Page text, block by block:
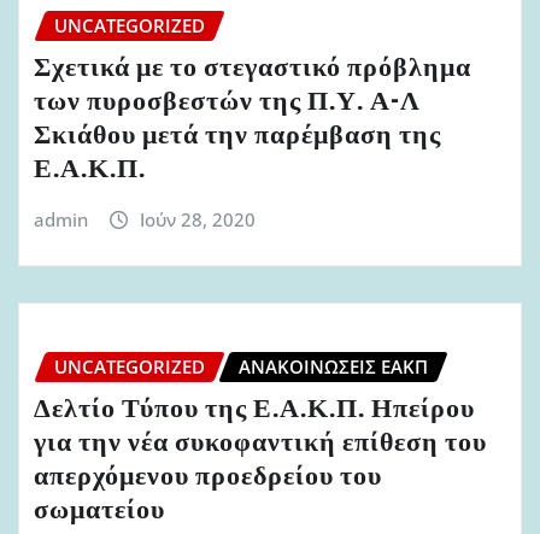
UNCATEGORIZED
Σχετικά με το στεγαστικό πρόβλημα
των πυροσβεστών της Π.Υ. Α-Λ
Σκιάθου μετά την παρέμβαση της
Ε.Α.Κ.Π.
admin Ιούν 28, 2020
UNCATEGORIZED ΑΝΑΚΟΙΝΏΣΕΙΣ ΕΑΚΠ
Δελτίο Τύπου της Ε.Α.Κ.Π. Ηπείρου
για την νέα συκοφαντική επίθεση του
απερχόμενου προεδρείου του
σωματείου